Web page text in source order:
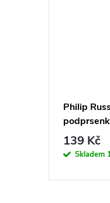
Philip
139 Kč
Skladem